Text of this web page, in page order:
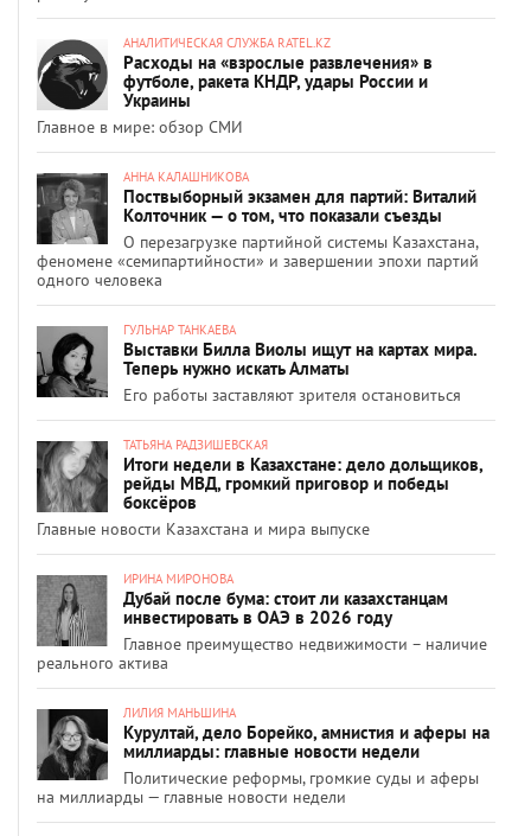
АНАЛИТИЧЕСКАЯ СЛУЖБА RATEL.KZ
Расходы на «взрослые развлечения» в
футболе, ракета КНДР, удары России и
Украины
Главное в мире: обзор СМИ
АННА КАЛАШНИКОВА
Поствыборный экзамен для партий: Виталий
Колточник — о том, что показали съезды
О перезагрузке партийной системы Казахстана,
феномене «семипартийности» и завершении эпохи партий
одного человека
ГУЛЬНАР ТАНКАЕВА
Выставки Билла Виолы ищут на картах мира.
Теперь нужно искать Алматы
Его работы заставляют зрителя остановиться
ТАТЬЯНА РАДЗИШЕВСКАЯ
Итоги недели в Казахстане: дело дольщиков,
рейды МВД, громкий приговор и победы
боксёров
Главные новости Казахстана и мира выпуске
ИРИНА МИРОНОВА
Дубай после бума: стоит ли казахстанцам
инвестировать в ОАЭ в 2026 году
Главное преимущество недвижимости – наличие
реального актива
ЛИЛИЯ МАНЬШИНА
Курултай, дело Борейко, амнистия и аферы на
миллиарды: главные новости недели
Политические реформы, громкие суды и аферы
на миллиарды — главные новости недели